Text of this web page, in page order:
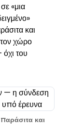
«μια
και
χώρο
του
παράσιτα και